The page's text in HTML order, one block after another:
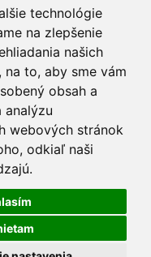
technológie
na zlepšenie
našich
to, aby sme vám
obsah a
analýzu
webových stránok
odkiaľ naši
BATÉRIU